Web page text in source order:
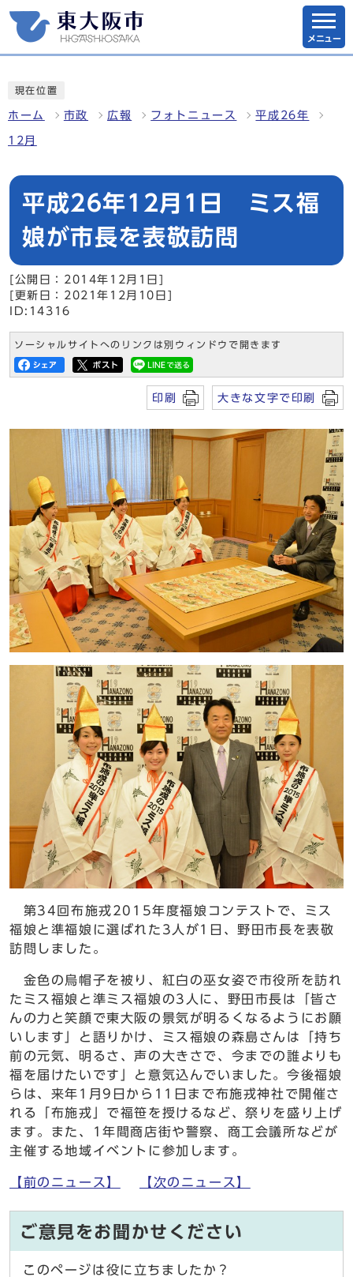
メニュー
現在位置
ホーム 市政 広報 フォトニュース 平成26年
12月
平成26年12月1日 ミス福
娘が市長を表敬訪問
[公開日：2014年12月1日]
[更新日：2021年12月10日]
ID:14316
ソーシャルサイトへのリンクは別ウィンドウで開きます
印刷 大きな文字で印刷
第34回布施戎2015年度福娘コンテストで、ミス
福娘と準福娘に選ばれた3人が1日、野田市長を表敬
訪問しました。
金色の烏帽子を被り、紅白の巫女姿で市役所を訪れ
たミス福娘と準ミス福娘の3人に、野田市長は「皆さ
んの力と笑顔で東大阪の景気が明るくなるようにお願
いします」と語りかけ、ミス福娘の森島さんは「持ち
前の元気、明るさ、声の大きさで、今までの誰よりも
福を届けたいです」と意気込んでいました。今後福娘
らは、来年1月9日から11日まで布施戎神社で開催さ
れる「布施戎」で福笹を授けるなど、祭りを盛り上げ
ます。また、1年間商店街や警察、商工会議所などが
主催する地域イベントに参加します。
【前のニュース】 【次のニュース】
ご意見をお聞かせください
このページは役に立ちましたか？